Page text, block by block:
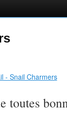
toutes